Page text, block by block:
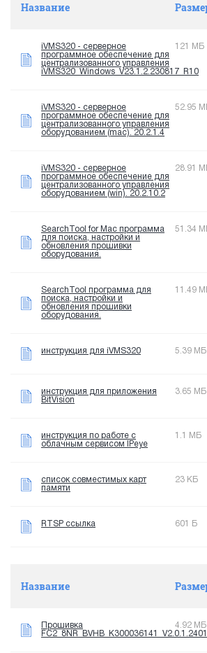
Название
iVMS320 - серверное
программное обеспечение для
централизованного управления
iVMS320_Windows_V23.1.2.230817_R10
121 МБ
iVMS320 - серверное
программное обеспечение для
централизованного управления
оборудованием (mac). 20.2.1.4
52.95
iVMS320 - серверное
программное обеспечение для
централизованного управления
оборудованием (win). 20.2.10.2
28.91
SearchTool for Mac программа
для поиска, настройки и
обновления прошивки
оборудования.
51.34
SearchTool программа для
поиска, настройки и
обновления прошивки
оборудования.
11.49
инструкция для iVMS320 5.39 МБ
инструкция для приложения
BitVision
3.65 МБ
инструкция по работе с
облачным сервисом IPeye
1.1 МБ
список совместимых карт
памяти
23 КБ
RTSP ссылка 601 Б
Название
Прошивка
4.92 МБ